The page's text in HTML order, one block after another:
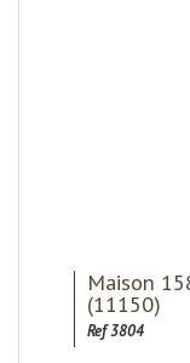
Maison
(11150)
Ref 3804